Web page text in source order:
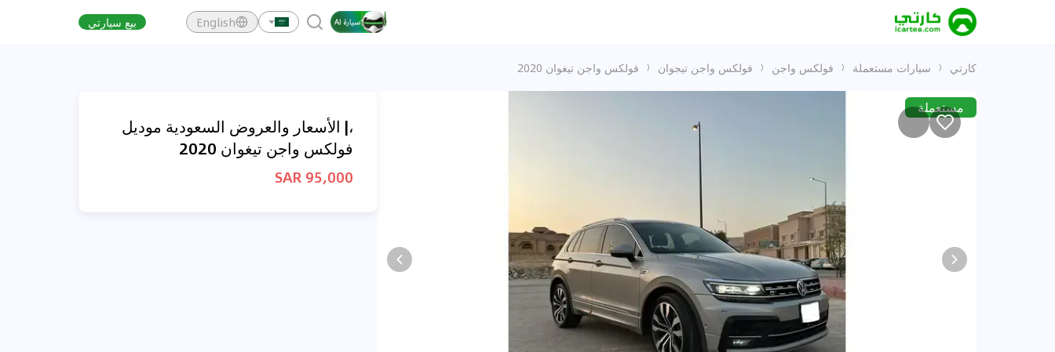
English بيع سيارتي
كارتي سيارات مستعملة فولكس واجن فولكس واجن تيجوان فولكس واجن تيغوان 2020
مستعملة
،| الأسعار والعروض السعودية موديل
فولكس واجن تيغوان 2020
95,000 SAR